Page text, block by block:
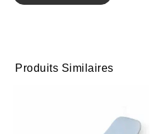
Produits Similaires